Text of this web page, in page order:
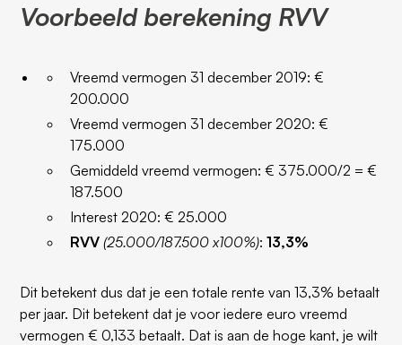
Voorbeeld berekening RVV
Vreemd vermogen 31 december 2019: €
200.000
Vreemd vermogen 31 december 2020: €
175.000
Gemiddeld vreemd vermogen: € 375.000/2 = €
187.500
Interest 2020: € 25.000
RVV (25.000/187.500 x100%):13,3%
Dit betekent dus dat je een totale rente van 13,3% betaalt
per jaar. Dit betekent dat je voor iedere euro vreemd
vermogen € 0,133 betaalt. Dat is aan de hoge kant, je wilt